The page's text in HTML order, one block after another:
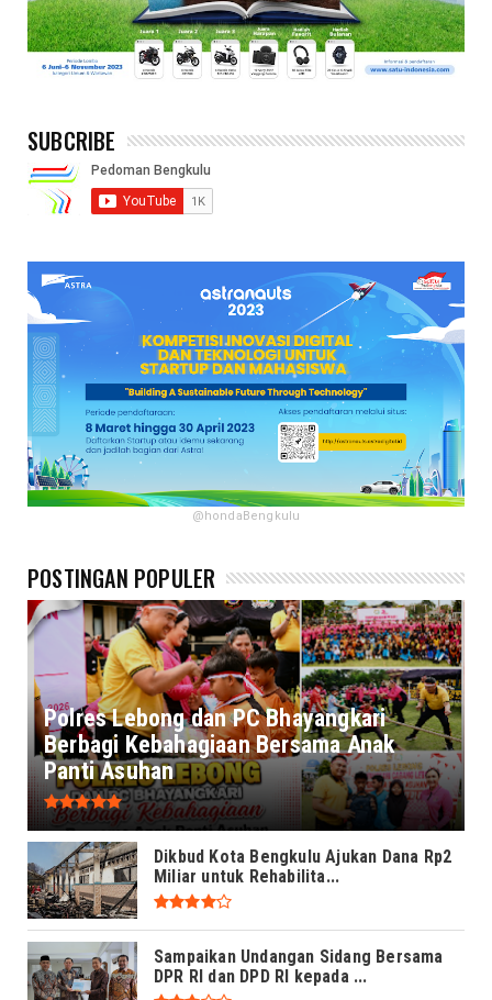
SUBCRIBE
@hondaBengkulu
POSTINGAN POPULER
Polres Lebong dan PC Bhayangkari
Berbagi Kebahagiaan Bersama Anak
Panti Asuhan
Dikbud Kota Bengkulu Ajukan Dana Rp2
Miliar untuk Rehabilita...
Sampaikan Undangan Sidang Bersama
DPR RI dan DPD RI kepada ...